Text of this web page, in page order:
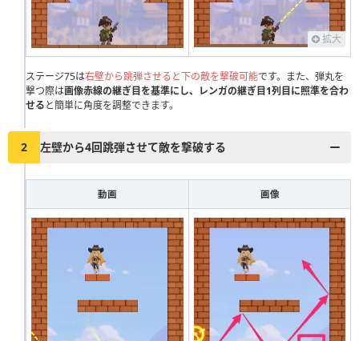
111 112 113 115 116 117 118 119 120
121 122 123 124 125 126 128 129 130
141 142 143 144 145 146 147 148 149 150
161 162 163 164 165 166 167 170
171 172 173 174 175 176 177 178 179 180
181 182 183 184 185 186 187 188 189 190
191 195 196 200
201 202 203 205 206 207 208 209 210
211 215 216 220
221 223 225 226 227 228 229 230
拡大
ステージ75は右壁から跳弾させると下の敵を撃破可能です。また、弾丸を
撃つ際は画像赤線の継ぎ目を基準にし、レンガの継ぎ目1列目に照準を合わ
せると簡単に角度を調整できます。
2 左壁から4回跳弾させて敵を撃破する
動画 画像